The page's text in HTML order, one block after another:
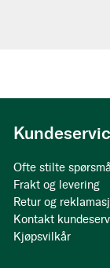
Ofte stilte
Frakt og levering
Retur og
Kontakt
Kjøpsvilkår